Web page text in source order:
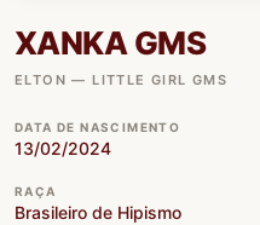
XANKA GMS
ELTON — LITTLE GIRL GMS
DATA DE NASCIMENTO
13/02/2024
RAÇA
Brasileiro de Hipismo